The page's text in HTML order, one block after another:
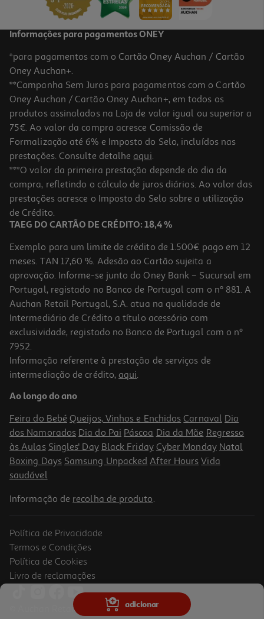
adicionar
4.8 (45)
Bálsamo Klorane Fibras De Linho 200ml
86.5 €/Lt
17,30 €
Informações para pagamentos ONEY
*para pagamentos com o Cartão Oney Auchan / Cartão
Oney Auchan+.
**Campanha Sem Juros para pagamentos com o Cartão
Oney Auchan / Cartão Oney Auchan+, em todos os
produtos assinalados na Loja de valor igual ou superior a
75€. Ao valor da compra acresce Comissão de
Formalização até 6% e Imposto do Selo, incluídos nas
prestações. Consulte detalhe aqui.
***O valor da primeira prestação depende do dia da
compra, refletindo o cálculo de juros diários. Ao valor das
prestações acresce o Imposto do Selo sobre a utilização
de Crédito.
TAEG DO CARTÃO DE CRÉDITO: 18,4 %
Exemplo para um limite de crédito de 1.500€ pago em 12
meses. TAN 17,60 %. Adesão ao Cartão sujeita a
aprovação. Informe-se junto do Oney Bank – Sucursal em
Portugal, registado no Banco de Portugal com o nº 881. A
Auchan Retail Portugal, S.A. atua na qualidade de
Intermediário de Crédito a título acessório com
exclusividade, registado no Banco de Portugal com o nº
7952.
Informação referente à prestação de serviços de
intermediação de crédito, aqui.
Ao longo do ano
Feira do Bebé Queijos, Vinhos e Enchidos Carnaval Dia
dos Namorados Dia do Pai Páscoa Dia da Mãe Regresso
às Aulas Singles' Day Black Friday Cyber Monday Natal
Boxing Days Samsung Unpacked After Hours Vida
saudável
Informação de recolha de produto.
Política de Privacidade
Termos e Condições
Política de Cookies
Livro de reclamações
© Auchan Retail Portugal